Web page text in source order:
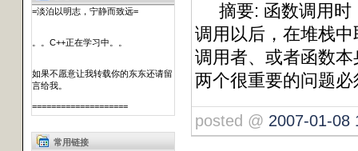
=淡泊以明志，宁静而致远=
。。C++正在学习中。。
如果不愿意让我转载你的东东还请留
言给我。
====================
常用链接
摘要: 函数调用时
调用以后，在堆栈
调用者、或者函数
两个很重要的问题
posted @ 2007-01-08